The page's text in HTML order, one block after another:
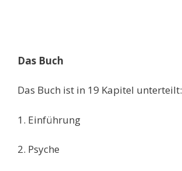
Das Buch
Das Buch ist in 19 Kapitel unterteilt:
1. Einführung
2. Psyche